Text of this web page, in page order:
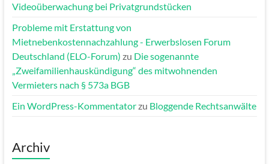
Videoüberwachung bei Privatgrundstücken
Probleme mit Erstattung von
Mietnebenkostennachzahlung - Erwerbslosen Forum
Deutschland (ELO-Forum) zu Die sogenannte
„Zweifamilienhauskündigung“ des mitwohnenden
Vermieters nach § 573a BGB
Ein WordPress-Kommentatorzu Bloggende Rechtsanwälte
Archiv